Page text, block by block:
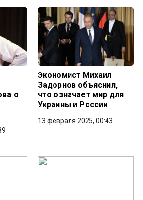
о
Экономист Михаил
Задорнов объяснил,
что означает мир для
Украины и России
13 февраля 2025, 00:43